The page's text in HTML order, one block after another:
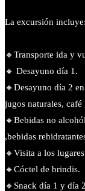
La excursión
🔸️Transporte ida y
🔸 Desayuno día 1.
🔸Desayuno día 2
jugos naturales,
🔸Bebidas no
,bebidas
🔸Visita a los
🔸Cóctel de brindis.
🔸Snack día 1 y día